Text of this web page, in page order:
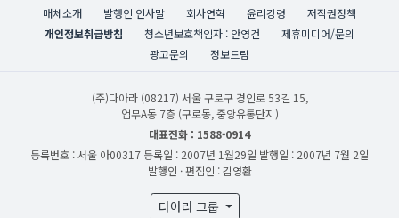
매체소개 발행인 인사말 회사연혁 윤리강령
저작권정책
개인정보취급방침
청소년보호책임자 : 안영건
제휴미디어/문의
광고문의
정보드림
(주)다아라 (08217) 서울 구로구 경인로 53길 15,
업무A동 7층 (구로동, 중앙유통단지)
대표전화 : 1588-0914
등록번호 : 서울 아00317 등록일 : 2007년 1월29일 발행일 : 2007년 7월 2일
발행인 · 편집인 : 김영환
다아라 그룹